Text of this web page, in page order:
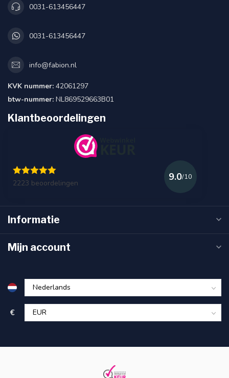
0031-613456447
0031-613456447
info@fabion.nl
KVK nummer: 42061297
btw-nummer: NL869529663B01
Klantbeoordelingen
2223 beoordelingen
9.0/10
Informatie
Mijn account
€